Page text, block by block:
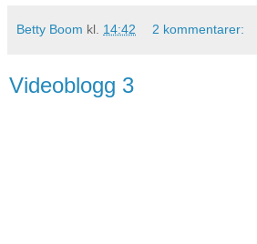
Betty Boom kl. 14:42 2 kommentarer:
Videoblogg 3